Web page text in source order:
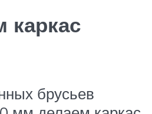
каркас
брусьев